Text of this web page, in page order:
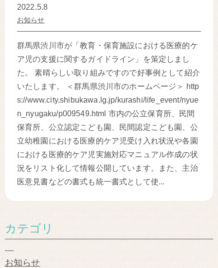
2022.5.8
お知らせ
群馬県渋川市が「教育・保育施設における医療的ケ
ア児の支援に関するガイドライン」を策定しまし
た。 素晴らしい取り組みですので好事例として紹介
いたします。 ＜群馬県渋川市のホームページ＞ http
s://www.city.shibukawa.lg.jp/kurashi/life_event/nyue
n_nyugaku/p009549.html 市内の公立保育所、民間
保育所、公立認定こども園、民間認定こども園、公
立幼稚園における医療的ケア児受け入れ状況や各園
における医療的ケア児実施対応マニュアル作成の状
況をリスト化して情報公開しています。また、主治
医意見書などの書式も統一書式として使...
カテゴリ
お知らせ